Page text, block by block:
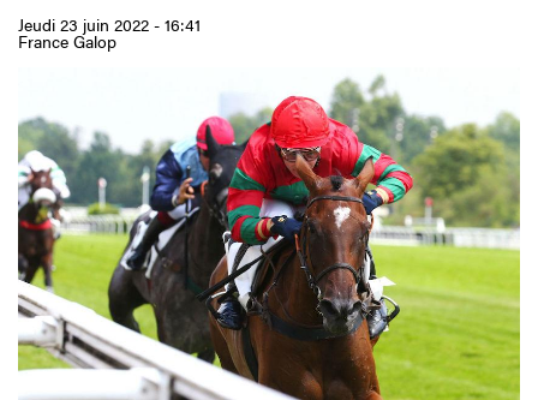
Jeudi 23 juin 2022 - 16:41
France Galop